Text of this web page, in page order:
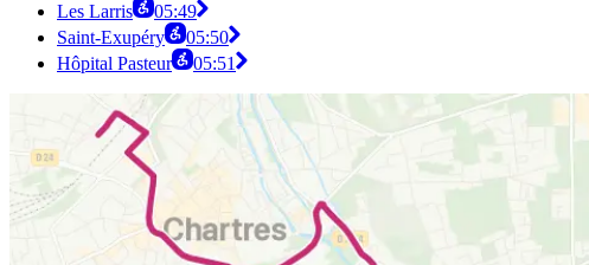
Les Larris
05:49
Saint-Exupéry
05:50
Hôpital Pasteur
05:51